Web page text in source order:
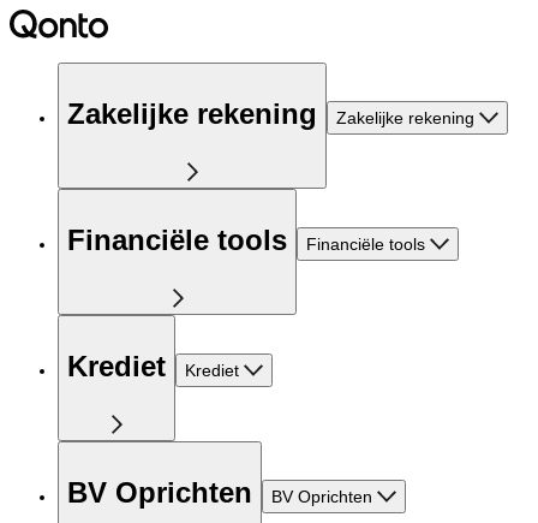
Zakelijke rekening Zakelijke rekening
Financiële tools Financiële tools
Krediet Krediet
BV Oprichten BV Oprichten